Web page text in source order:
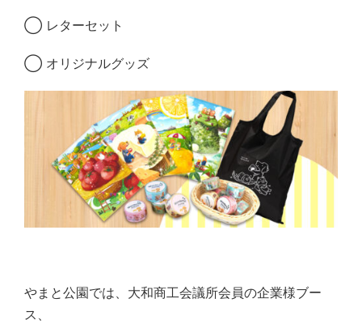
◯ レターセット
◯ オリジナルグッズ
やまと公園では、大和商工会議所会員の企業様ブー
ス、